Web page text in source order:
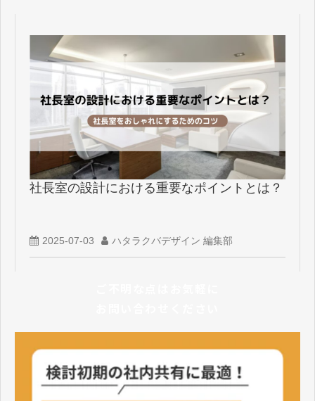
社長室の設計における重要なポイントとは？
2025-07-03 ハタラクバデザイン 編集部